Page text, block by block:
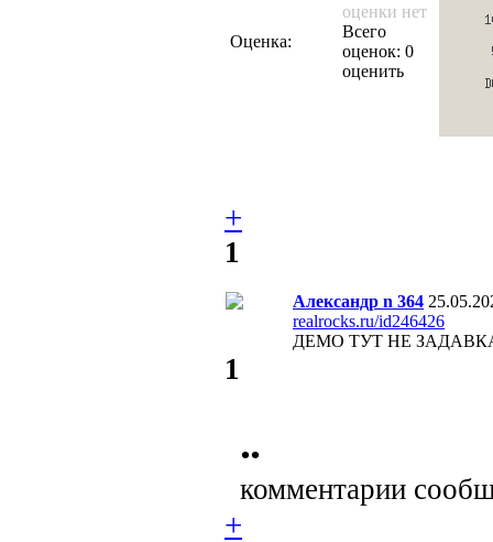
Оценка:
оценки нет
Всего
оценок: 0
оценить
+
1
Александр n 364
realrocks.ru/id246426
ДЕМО ТУТ НЕ
1
••
комментарии
+